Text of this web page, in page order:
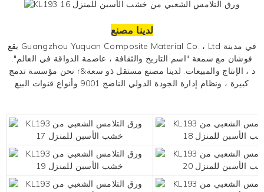
لدينا مصنع
يقع Guangzhou Yuquan Composite Material Co. ، Ltd في مدينة
فوشان مع سمعة "اسم التاريخ والثقافة ، عاصمة الذواقة في العالم".
نحن مؤسسة تدمج r&د ، الإنتاج والمبيعات. لدينا مصنع مستقل ذو سعة
كبيرة ، ونظام إدارة الجودة الدولي الناضج 9001 وأنواع قنوات البيع